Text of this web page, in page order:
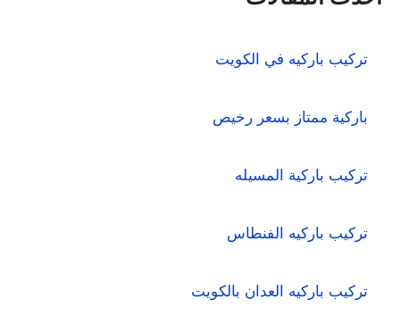
ث
تركيب باركيه في الكويت
باركية ممتاز بسعر رخيص
تركيب باركية المسيله
تركيب باركيه الفنطاس
تركيب باركيه العدان بالكويت